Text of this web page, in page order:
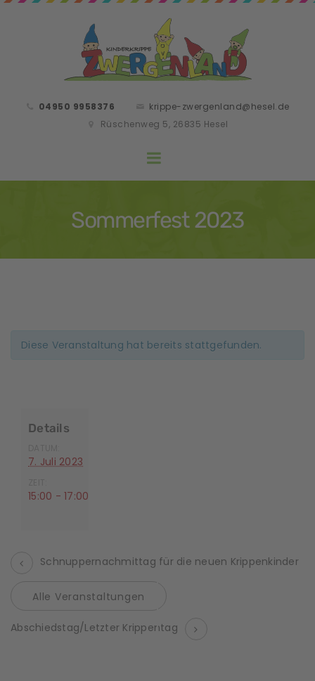
04950 9958376
krippe-zwergenland@hesel.de
Rüschenweg 5, 26835 Hesel
Sommerfest 2023
Diese Veranstaltung hat bereits stattgefunden.
Details
7. Juli 2023
15:00 - 17:00
e
Schnuppernachmittag für die neuen Krippenkinder
Alle Veranstaltungen
Abschiedstag/Letzter Krippentag